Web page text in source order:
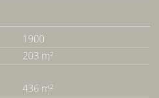
1900
203 m²
436 m²